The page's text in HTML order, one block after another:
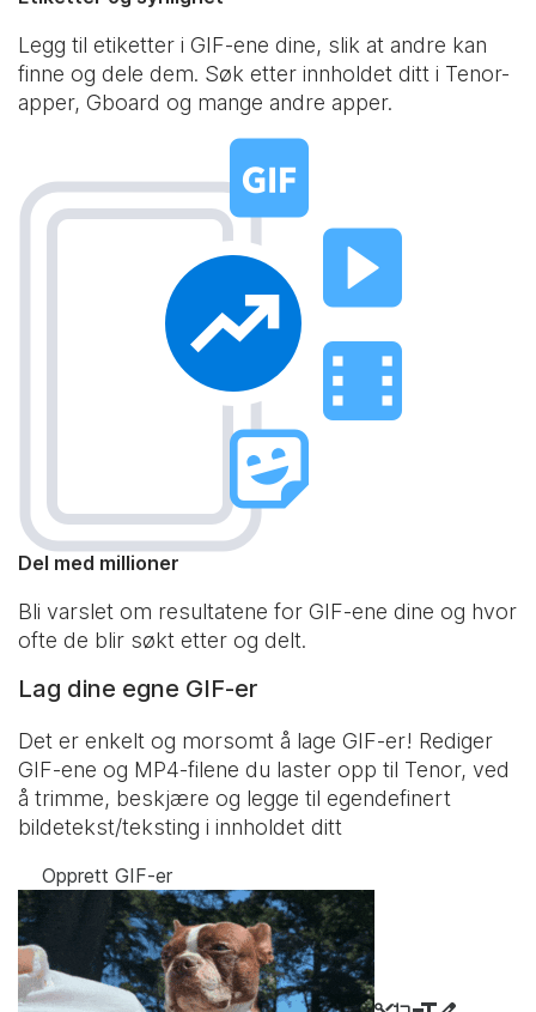
Legg til etiketter i GIF-ene dine, slik at andre kan
finne og dele dem. Søk etter innholdet ditt i Tenor-
apper, Gboard og mange andre apper.
Del med millioner
Bli varslet om resultatene for GIF-ene dine og hvor
ofte de blir søkt etter og delt.
Lag dine egne GIF-er
Det er enkelt og morsomt å lage GIF-er! Rediger
GIF-ene og MP4-filene du laster opp til Tenor, ved
å trimme, beskjære og legge til egendefinert
bildetekst/teksting i innholdet ditt
Opprett GIF-er